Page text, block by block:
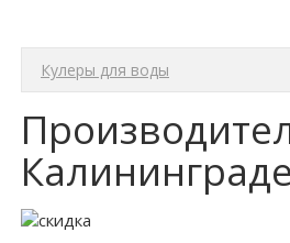
Кулеры для воды
Калининграде